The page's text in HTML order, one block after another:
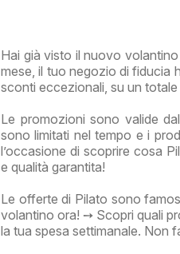
Hai già visto il nuovo
mese, il tuo negozio di fiducia
sconti eccezionali, su un totale
Le promozioni sono valide
sono limitati nel tempo e i
l’occasione di scoprire cosa
e qualità garantita!
Le offerte di Pilato sono
volantino ora! ➙ Scopri quali
la tua spesa settimanale. Non